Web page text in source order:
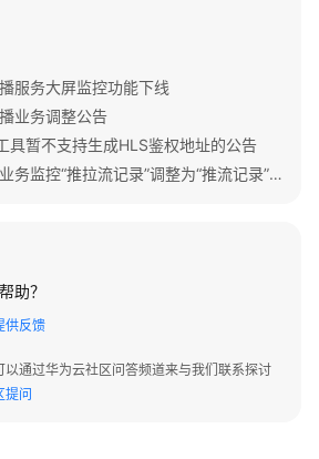
服务大屏监控功能下线
业务调整公告
具暂不支持生成HLS鉴权地址的公告
华为云视频直播服务业务监控“推拉流记录”调整为“推流记录”的公告
助？
供反馈
通过华为云社区问答频道来与我们联系探讨
提问